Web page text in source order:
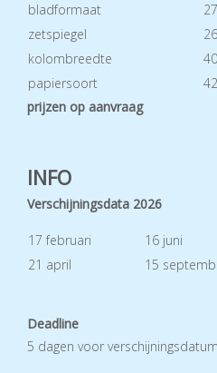
bladformaat
zetspiegel
kolombreedte
papiersoort
prijzen op aanvraag
INFO
Verschijningsdata 2026
17 februari 16 juni
21 april
15
Deadline
5 dagen voor verschijningsdatum